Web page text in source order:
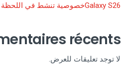
Galaxy S26خصوصية تنشط في اللحظة المناسبة
récents
لا توجد تعليقات للعرض.